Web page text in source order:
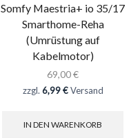
Somfy Maestria+ io 35/17
Smarthome-Reha
(Umrüstung auf
Kabelmotor)
69,00€
zzgl. 6,99 €Versand
IN DEN WARENKORB